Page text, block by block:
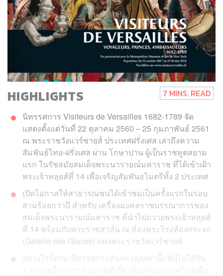
HIGHLIGHTS 7 MINS. READ
นิทรรศการ Visiteurs de Versailles 1682-1789 จัด
แสดงตั้งแต่วันที่ 22 ตุลาคม 2560 – 25 กุมภาพันธ์ 2561
ณ พระราชวังแวร์ซายส์ ประเทศฝรั่งเศส เล่าถึงความ
สัมพันธ์ไทย-ฝรั่งเศส ผ่าน โกษาปาน ผู้เป็นราชทูตสยาม
แรก ในรัชสมัยสมเด็จพระนารายณ์มหาราช ที่ได้เข้าเฝ้า
พระเจ้าหลุยส์ที่ 14 เพื่อเจริญสัมพันธไมตรีทั้ง 2 ประเทศ
เปิดโอกาสให้สาธารณชนได้เข้าชมเป็นครั้งแรกในรอบ
สามร้อยกว่าปี สำหรับ เครื่องมงคลราชบรรณาการของ
สมเด็จพระนารายณ์มหาราช ที่นำไปถวายพระเจ้าหลุยส์
ที่ 14 พร้อมกับพระราชสาส์น ณ ท้องพระโรงห้องกระจก
(Galerie des Glaces) แห่งพระราชวังแวร์ซายส์
อย่างไรก็ตาม นิทรรศการอันทรงคุณค่านี้กลับไม่ได้รับ